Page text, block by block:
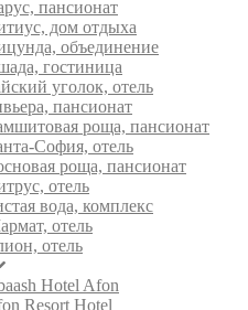
пансионат
дом отдыха
объединение
гостиница
уголок, отель
пансионат
роща, пансионат
София, отель
роща, пансионат
отель
вода, комплекс
отель
отель
Hotel Afon
Resort Hotel